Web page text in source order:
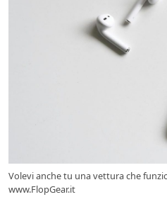
Volevi anche tu una vettura che
www.FlopGear.it